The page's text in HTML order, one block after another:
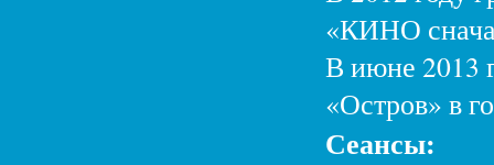
«КИНО
В июне 2013
«Остров» в
Сеансы: